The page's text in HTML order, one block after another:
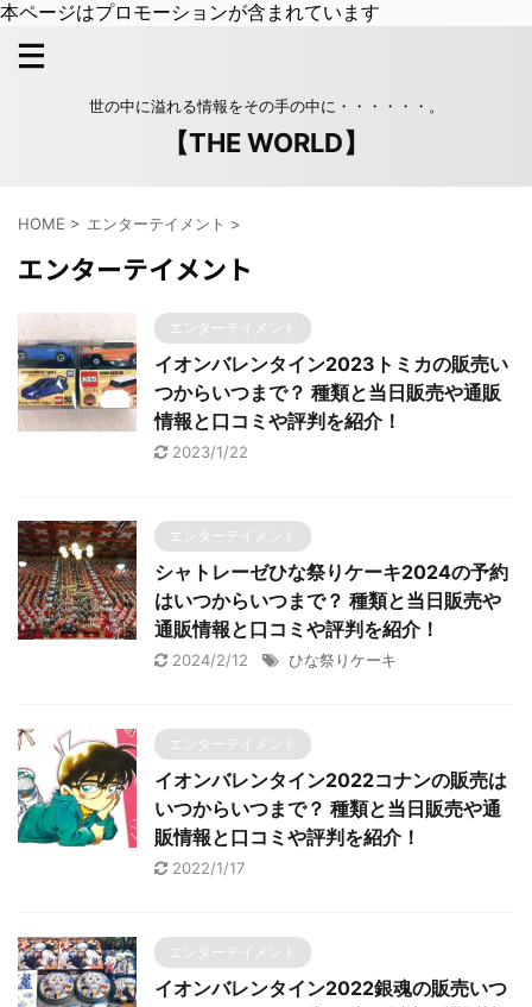
本ページはプロモーションが含まれています
世の中に溢れる情報をその手の中に・・・・・・。
【THE WORLD】
HOME > エンターテイメント >
エンターテイメント
エンターテイメント
イオンバレンタイン2023トミカの販売い
つからいつまで？ 種類と当日販売や通販
情報と口コミや評判を紹介！
2023/1/22
エンターテイメント
シャトレーゼひな祭りケーキ2024の予約
はいつからいつまで？ 種類と当日販売や
通販情報と口コミや評判を紹介！
2024/2/12 ひな祭りケーキ
エンターテイメント
イオンバレンタイン2022コナンの販売は
いつからいつまで？ 種類と当日販売や通
販情報と口コミや評判を紹介！
2022/1/17
エンターテイメント
イオンバレンタイン2022銀魂の販売いつ